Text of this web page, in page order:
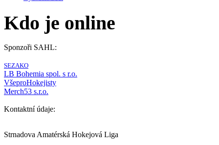
Kdo je online
Sponzoři SAHL:
SEZAKO
LB Bohemia spol. s r.o.
VšeproHokejisty
Merch53 s.r.o.
Kontaktní údaje:
Strnadova Amatérská Hokejová Liga